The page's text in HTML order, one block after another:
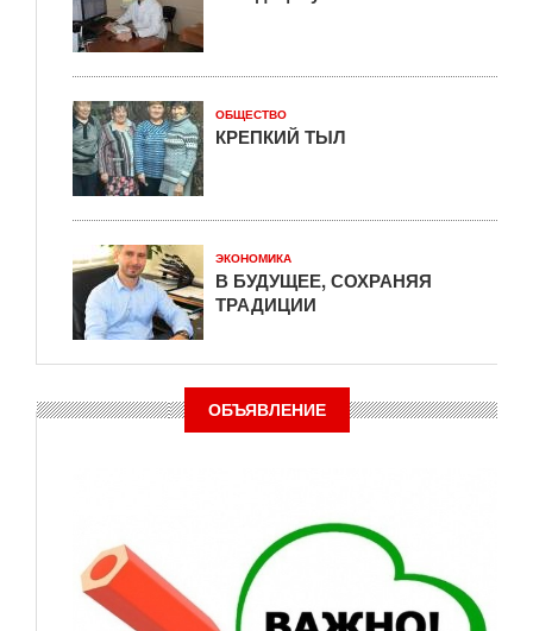
ОБЩЕСТВО
КРЕПКИЙ ТЫЛ
ЭКОНОМИКА
В БУДУЩЕЕ, СОХРАНЯЯ
ТРАДИЦИИ
ОБЪЯВЛЕНИЕ